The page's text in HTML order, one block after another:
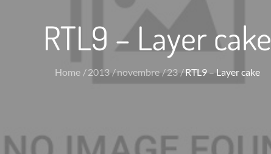
RTL9 – Layer cake
Home 2013 novembre 23 RTL9 – Layer cake